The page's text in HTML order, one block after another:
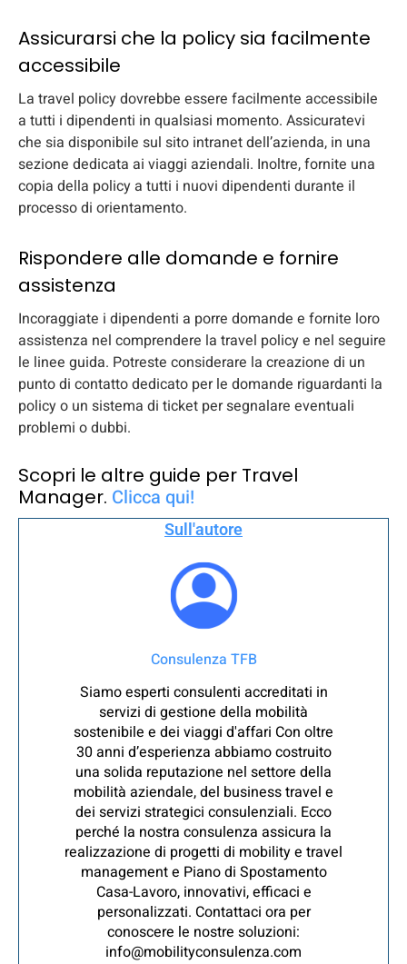
Assicurarsi che la policy sia facilmente
accessibile
La travel policy dovrebbe essere facilmente accessibile
a tutti i dipendenti in qualsiasi momento. Assicuratevi
che sia disponibile sul sito intranet dell’azienda, in una
sezione dedicata ai viaggi aziendali. Inoltre, fornite una
copia della policy a tutti i nuovi dipendenti durante il
processo di orientamento.
Rispondere alle domande e fornire
assistenza
Incoraggiate i dipendenti a porre domande e fornite loro
assistenza nel comprendere la travel policy e nel seguire
le linee guida. Potreste considerare la creazione di un
punto di contatto dedicato per le domande riguardanti la
policy o un sistema di ticket per segnalare eventuali
problemi o dubbi.
Scopri le altre guide per Travel
Manager. Clicca qui!
Sull'autore
Consulenza TFB
Siamo esperti consulenti accreditati in
servizi di gestione della mobilità
sostenibile e dei viaggi d'affari Con oltre
30 anni d’esperienza abbiamo costruito
una solida reputazione nel settore della
mobilità aziendale, del business travel e
dei servizi strategici consulenziali. Ecco
perché la nostra consulenza assicura la
realizzazione di progetti di mobility e travel
management e Piano di Spostamento
Casa-Lavoro, innovativi, efficaci e
personalizzati. Contattaci ora per
conoscere le nostre soluzioni:
info@mobilityconsulenza.com